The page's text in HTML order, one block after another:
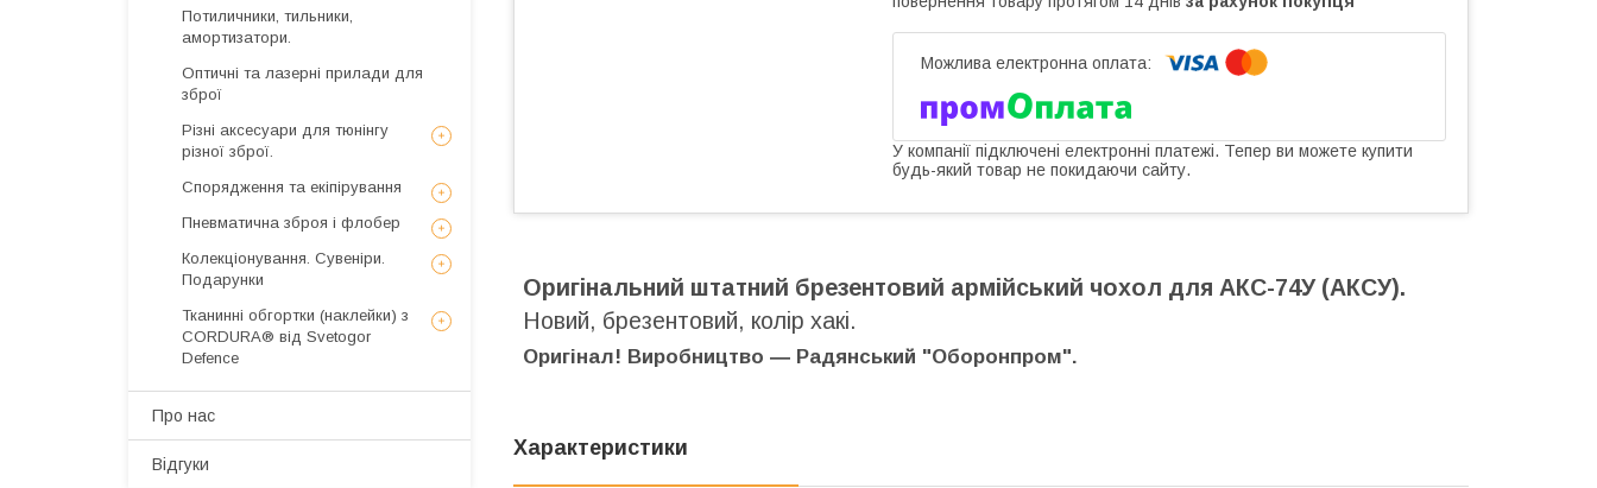
У компанії підключені електронні платежі. Тепер ви можете купити
будь-який товар не покидаючи сайту.
Оригінальний штатний брезентовий армійський чохол для АКС-74У (АКСУ).
Новий, брезентовий, колір хакі.
Оригінал! Виробництво ― Радянський "Оборонпром".
Характеристики
Потиличники, тильники,
амортизатори.
Оптичні та лазерні прилади для
зброї
Різні аксесуари для тюнінгу
різної зброї.
Спорядження та екіпірування
Пневматична зброя і флобер
Колекціонування. Сувеніри.
Подарунки
Тканинні обгортки (наклейки) з
CORDURA® від Svetogor
Defence
Про нас
Відгуки